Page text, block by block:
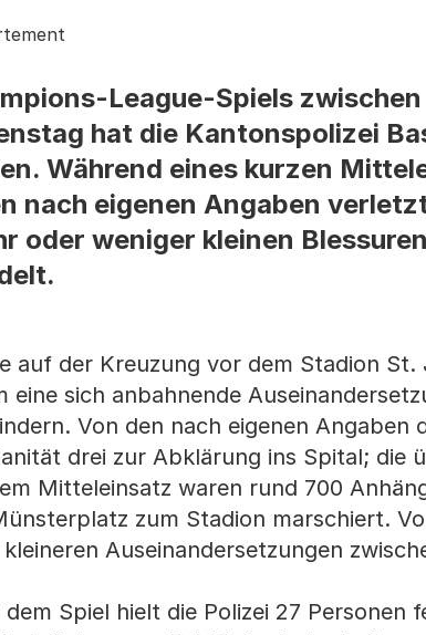
League-Spiels zwischen
hat die Kantonspolizei
Während eines kurzen
nach eigenen Angaben
oder weniger kleinen
auf der Kreuzung vor dem Stadion
eine sich anbahnende
Von den nach eigenen Angaben
drei zur Abklärung ins Spital; die
Mitteleinsatz waren rund 700
zum Stadion marschiert.
Auseinandersetzungen
Spiel hielt die Polizei 27 Personen